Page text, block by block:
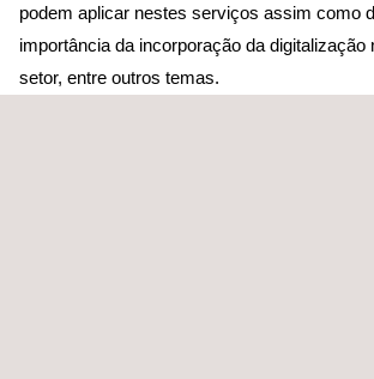
podem aplicar nestes serviços assim como
importância da incorporação da digitalização
setor, entre outros temas.